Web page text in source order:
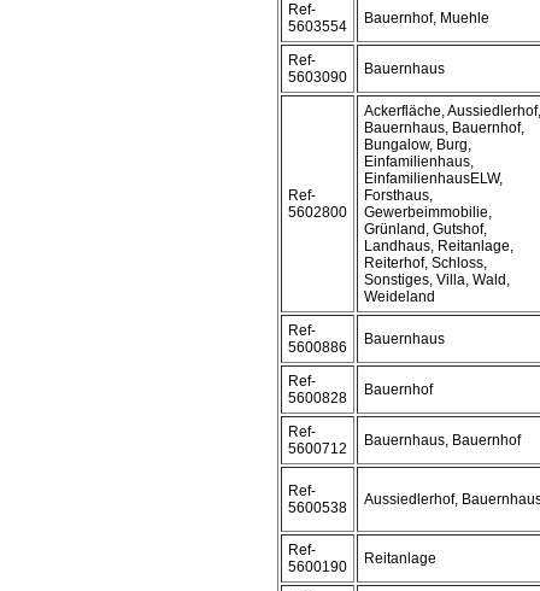
Ref-
5603554
Bauernhof, Muehle
Ref-
5603090
Bauernhaus
Ref-
5602800
Ackerfläche, Aussiedlerhof,
Bauernhaus, Bauernhof,
Bungalow, Burg,
Einfamilienhaus,
EinfamilienhausELW,
Forsthaus,
Gewerbeimmobilie,
Grünland, Gutshof,
Landhaus, Reitanlage,
Reiterhof, Schloss,
Sonstiges, Villa, Wald,
Weideland
Ref-
5600886
Bauernhaus
Ref-
5600828
Bauernhof
Ref-
5600712
Bauernhaus, Bauernhof
Ref-
5600538
Aussiedlerhof,
Ref-
5600190
Reitanlage